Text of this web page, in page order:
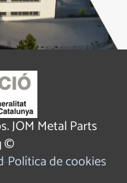
JOM Metal Parts
©
Política de cookies